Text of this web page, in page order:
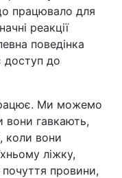
працювало для
реакції
поведінка
доступ до
Ми можемо
вони гавкають,
коли вони
ліжку,
провини,